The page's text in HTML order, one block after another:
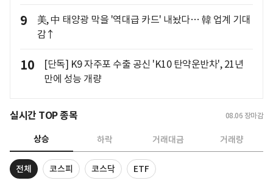
9
美, 中 태양광 막을 '역대급 카드' 내놨다… 韓 업계 기대
감↑
10
[단독] K9 자주포 수출 공신 'K10 탄약운반차', 21년
만에 성능 개량
실시간 TOP 종목 08.06 장마감
상승 하락 거래대금 거래량
전체 코스피 코스닥 ETF